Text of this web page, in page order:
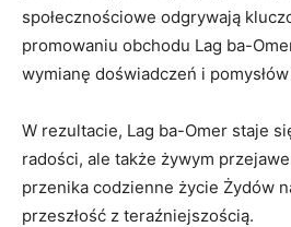
społecznościowe odgrywają
promowaniu obchodu Lag ba-
wymianę doświadczeń‍ i
W ⁣rezultacie, Lag ba-Omer staje
radości, ale​ także żywym
przenika codzienne życie ​Żydów⁢
przeszłość z teraźniejszością.